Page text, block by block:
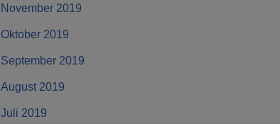
November 2019
Oktober 2019
September 2019
August 2019
Juli 2019